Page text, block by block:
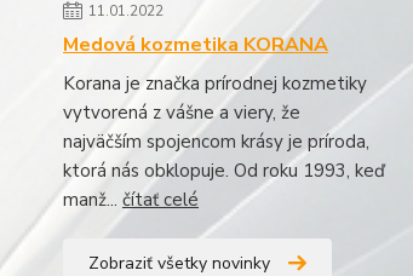
11.01.2022
Medová kozmetika KORANA
Korana je značka prírodnej kozmetiky
vytvorená z vášne a viery, že
najväčším spojencom krásy je príroda,
ktorá nás obklopuje. Od roku 1993, keď
manž... čítať celé
Zobraziť všetky novinky